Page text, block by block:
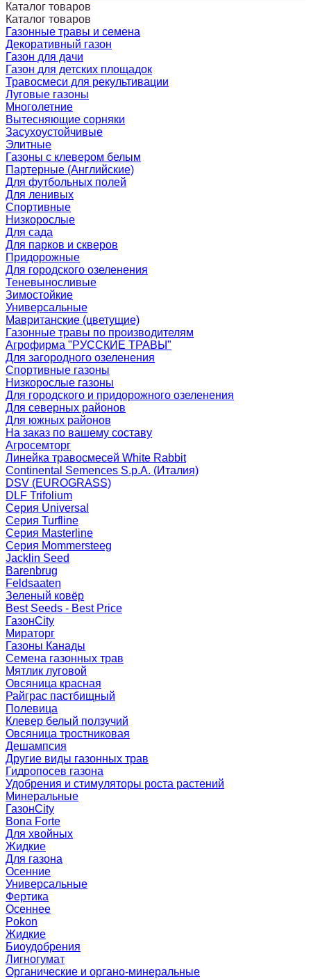
Каталог товаров
Каталог товаров
Газонные травы и семена
Декоративный газон
Газон для дачи
Газон для детских площадок
Травосмеси для рекультивации
Луговые газоны
Многолетние
Вытесняющие сорняки
Засухоустойчивые
Элитные
Газоны с клевером белым
Партерные (Английские)
Для футбольных полей
Для ленивых
Спортивные
Низкорослые
Для сада
Для парков и скверов
Придорожные
Для городского озеленения
Теневыносливые
Зимостойкие
Универсальные
Мавританские (цветущие)
Газонные травы по производителям
Агрофирма "РУССКИЕ ТРАВЫ"
Для загородного озеленения
Спортивные газоны
Низкорослые газоны
Для городского и придорожного озеленения
Для северных районов
Для южных районов
На заказ по вашему составу
Агросемторг
Линейка травосмесей White Rabbit
Continental Semences S.p.A. (Италия)
DSV (EUROGRASS)
DLF Trifolium
Серия Universal
Серия Turfline
Серия Masterline
Серия Mommersteeg
Jacklin Seed
Barenbrug
Feldsaaten
Зеленый ковёр
Best Seeds - Best Price
ГазонCity
Мираторг
Газоны Канады
Семена газонных трав
Мятлик луговой
Овсяница красная
Райграс пастбищный
Полевица
Клевер белый ползучий
Овсяница тростниковая
Дешампсия
Другие виды газонных трав
Гидропосев газона
Удобрения и стимуляторы роста растений
Минеральные
ГазонCity
Bona Forte
Для хвойных
Жидкие
Для газона
Осенние
Универсальные
Фертика
Осеннее
Pokon
Жидкие
Биоудобрения
Лигногумат
Органические и органо-минеральные